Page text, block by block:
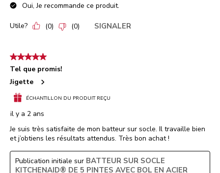
Oui, Je recommande ce produit.
Utile? (0) (0) SIGNALER
5 étoile(s) sur 5.
Tel que promis!
Jigette
ÉCHANTILLON DU PRODUIT REÇU
il y a 2 ans
Je suis très satisfaite de mon batteur sur socle. Il travaille bien
et j’obtiens les résultats attendus. Très bon achat !
Publication initiale sur BATTEUR SUR SOCLE
KITCHENAID® DE 5 PINTES AVEC BOL EN ACIER